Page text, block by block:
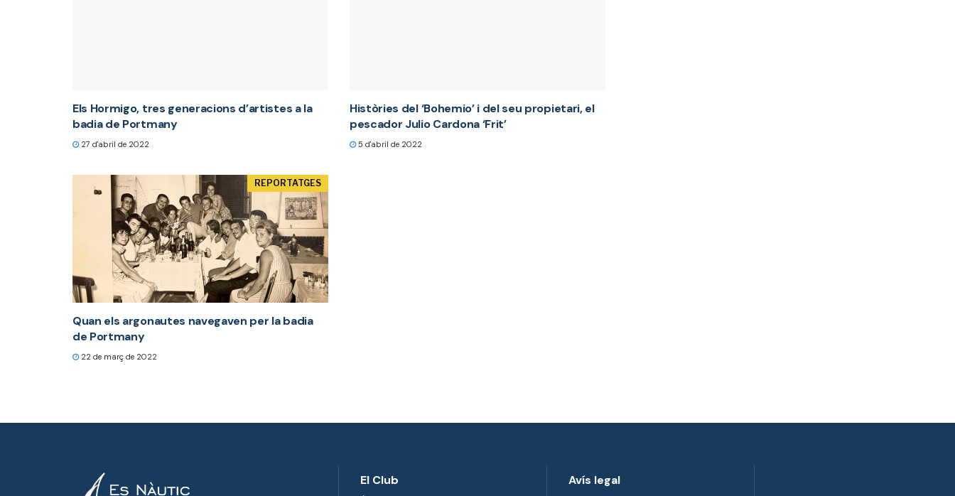
Els Hormigo, tres generacions d’artistes a la
badia de Portmany
27 d'abril de 2022
Històries del ‘Bohemio’ i del seu propietari, el
pescador Julio Cardona ‘Frit’
5 d'abril de 2022
REPORTATGES
Quan els argonautes navegaven per la badia
de Portmany
22 de març de 2022
El Club
Avís legal